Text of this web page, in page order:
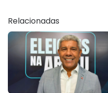
Relacionadas